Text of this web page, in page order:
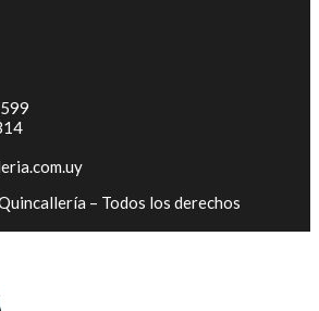
– Todos los derechos